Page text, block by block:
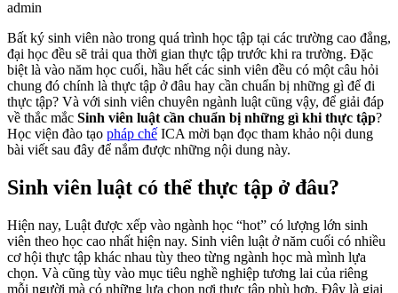
admin
Bất ký sinh viên nào trong quá trình học tập tại các trường cao đẳng,
đại học đều sẽ trải qua thời gian thực tập trước khi ra trường. Đặc
biệt là vào năm học cuối, hầu hết các sinh viên đều có một câu hỏi
chung đó chính là thực tập ở đâu hay cần chuẩn bị những gì để đi
thực tập? Và với sinh viên chuyên ngành luật cũng vậy, để giải đáp
về thắc mắc Sinh viên luật cần chuẩn bị những gì khi thực tập?
Học viện đào tạo pháp chế ICA mời bạn đọc tham khảo nội dung
bài viết sau đây để nắm được những nội dung này.
Sinh viên luật có thể thực tập ở đâu?
Hiện nay, Luật được xếp vào ngành học “hot” có lượng lớn sinh
viên theo học cao nhất hiện nay. Sinh viên luật ở năm cuối có nhiều
cơ hội thực tập khác nhau tùy theo từng ngành học mà mình lựa
chọn. Và cũng tùy vào mục tiêu nghề nghiệp tương lai của riêng
mỗi người mà có những lựa chọn nơi thực tập phù hợp. Đây là giai